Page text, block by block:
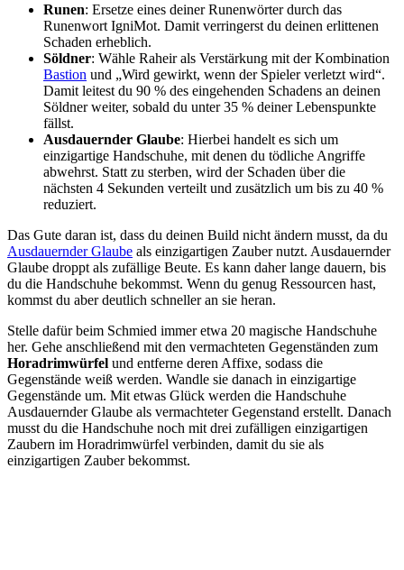
Runen: Ersetze eines deiner Runenwörter durch das
Runenwort IgniMot. Damit verringerst du deinen erlittenen
Schaden erheblich.
Söldner: Wähle Raheir als Verstärkung mit der Kombination
Bastion und „Wird gewirkt, wenn der Spieler verletzt wird“.
Damit leitest du 90 % des eingehenden Schadens an deinen
Söldner weiter, sobald du unter 35 % deiner Lebenspunkte
fällst.
Ausdauernder Glaube: Hierbei handelt es sich um
einzigartige Handschuhe, mit denen du tödliche Angriffe
abwehrst. Statt zu sterben, wird der Schaden über die
nächsten 4 Sekunden verteilt und zusätzlich um bis zu 40 %
reduziert.
Das Gute daran ist, dass du deinen Build nicht ändern musst, da du
Ausdauernder Glaube als einzigartigen Zauber nutzt. Ausdauernder
Glaube droppt als zufällige Beute. Es kann daher lange dauern, bis
du die Handschuhe bekommst. Wenn du genug Ressourcen hast,
kommst du aber deutlich schneller an sie heran.
Stelle dafür beim Schmied immer etwa 20 magische Handschuhe
her. Gehe anschließend mit den vermachteten Gegenständen zum
Horadrimwürfel und entferne deren Affixe, sodass die
Gegenstände weiß werden. Wandle sie danach in einzigartige
Gegenstände um. Mit etwas Glück werden die Handschuhe
Ausdauernder Glaube als vermachteter Gegenstand erstellt. Danach
musst du die Handschuhe noch mit drei zufälligen einzigartigen
Zaubern im Horadrimwürfel verbinden, damit du sie als
einzigartigen Zauber bekommst.